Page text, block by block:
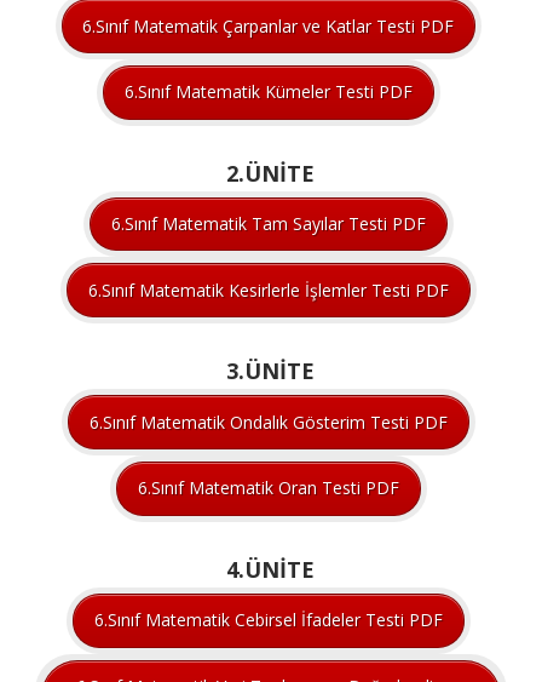
6.Sınıf Matematik Çarpanlar ve Katlar Testi PDF
6.Sınıf Matematik Kümeler Testi PDF
2.ÜNİTE
6.Sınıf Matematik Tam Sayılar Testi PDF
6.Sınıf Matematik Kesirlerle İşlemler Testi PDF
3.ÜNİTE
6.Sınıf Matematik Ondalık Gösterim Testi PDF
6.Sınıf Matematik Oran Testi PDF
4.ÜNİTE
6.Sınıf Matematik Cebirsel İfadeler Testi PDF